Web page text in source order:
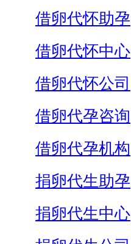
借卵代怀助孕
借卵代怀中心
借卵代怀公司
借卵代孕咨询
借卵代孕机构
捐卵代生助孕
捐卵代生中心